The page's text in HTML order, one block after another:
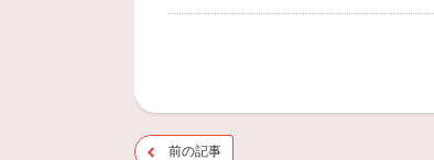
前の記事